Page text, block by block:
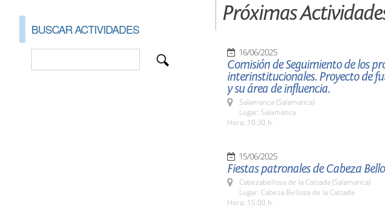
BUSCAR ACTIVIDADES
Próximas
16/06/2025
Comisión de Seguimiento de los
interinstitucionales. Proyecto de
y su área de influencia.
Salamanca (Salamanca)
Lugar: Salamanca
Hora: 10:30 h.
15/06/2025
Fiestas patronales de Cabeza
Cabezabellosa de la Calzada (Salamanca)
Lugar: Cabeza Bellosa de la Calzada
Hora: 15:00 h.